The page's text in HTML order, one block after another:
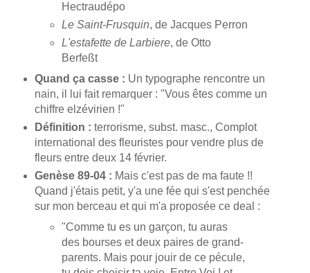
Hectraudépo
Le Saint-Frusquin, de Jacques Perron
L'estafette de Larbiere, de Otto
Berfeßt
Quand ça casse : Un typographe rencontre un
nain, il lui fait remarquer : "Vous êtes comme un
chiffre elzévirien !"
Définition : terrorisme, subst. masc., Complot
international des fleuristes pour vendre plus de
fleurs entre deux 14 février.
Genèse 89-04 : Mais c'est pas de ma faute !!
Quand j'étais petit, y'a une fée qui s'est penchée
sur mon berceau et qui m'a proposée ce deal :
"Comme tu es un garçon, tu auras
des bourses et deux paires de grand-
parents. Mais pour jouir de ce pécule,